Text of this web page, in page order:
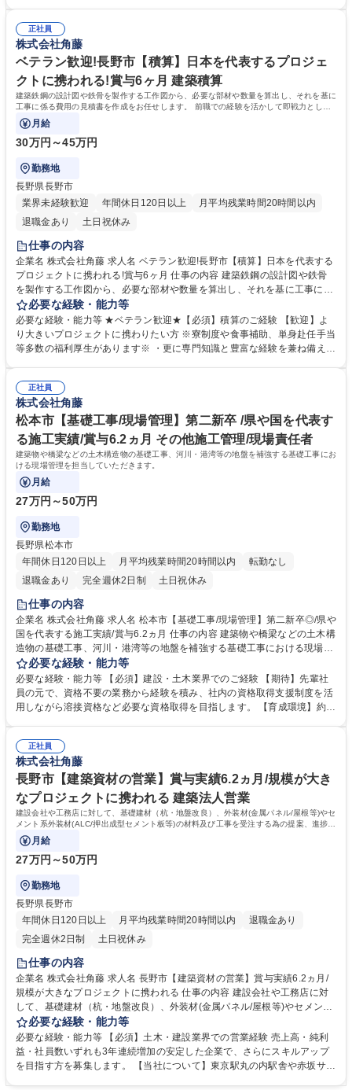
最大1年間、土木工事における杭や山留工事の、品質向上、工期短縮、安
全確保などの現場管理をお任せします。 募集職種 名古屋市【建築資材の
営業】賞与実績6.2ヵ月/規模大きなプロジェクトに携われる
ルの建設に関わっています。 【当社の魅力】安定：創業91年の長野県売
上ランキング12位！国内拠点18ヶ所あり、年間に携わる工事件数約1,500
件 WLBの両立可：平均勤続年数16.7年、年休121日、平均有給取得日数9.
0日、育休取得率100％ 学歴・資格 学歴：大学院 大学 語学力： 資格：第
一種運転免許普通自動車
正社員
株式会社角藤
ベテラン歓迎!長野市【積算】日本を代表するプロジェ
クトに携われる!賞与6ヶ月 建築積算
建築鉄鋼の設計図や鉄骨を製作する工作図から、必要な部材や数量を算出し、それを基に
工事に係る費用の見積書を作成をお任せします。 前職での経験を活かして即戦力として
活躍していただくことを期待します
月給
30万円～45万円
勤務地
長野県長野市
業界未経験歓迎
年間休日120日以上
月平均残業時間20時間以内
退職金あり
土日祝休み
仕事の内容
企業名 株式会社角藤 求人名 ベテラン歓迎!長野市【積算】日本を代表する
プロジェクトに携われる!賞与6ヶ月 仕事の内容 建築鉄鋼の設計図や鉄骨
を製作する工作図から、必要な部材や数量を算出し、それを基に工事に係
る費用の見積書を作成をお任せします。 前職での経験を活かして即戦力と
して活躍していただくことを期待します 【事業について】 ・駅舎や新幹
線等のインフラ整備、商業施設や学校、病院および工場等の 建設工事を請
け負っています。 ・また、社会基盤を支える橋梁や土木工事まで、幅広い
歓迎!長野市【積算】日本を代表するプロジェクトに携われる!賞与6ヶ月
必要な経験・能力等
必要な経験・能力等 ★ベテラン歓迎★【必須】積算のご経験 【歓迎】よ
り大きいプロジェクトに携わりたい方 ※寮制度や食事補助、単身赴任手当
等多数の福利厚生があります※ ・更に専門知識と豊富な経験を兼ね備えた
負しています。 ◎業界トップを目指している“少数精鋭集団”と一緒に、当
社ならではの ダイナミズムを存分に体感して下さい。何れは、日本を象徴
するような 建設に携わりたいという「夢」を叶えることも可能です。 学
歴・資格 学歴：大学院 大学 高専 短大 専修学校 高校 語学力： 資格：
正社員
株式会社角藤
松本市【基礎工事/現場管理】第二新卒 /県や国を代表す
る施工実績/賞与6.2ヵ月 その他施工管理/現場責任者
建築物や橋梁などの土木構造物の基礎工事、河川・港湾等の地盤を補強する基礎工事にお
ける現場管理を担当していただきます。
月給
27万円～50万円
勤務地
長野県松本市
年間休日120日以上
月平均残業時間20時間以内
転勤なし
退職金あり
完全週休2日制 土日祝休み
仕事の内容
企業名 株式会社角藤 求人名 松本市【基礎工事/現場管理】第二新卒◎/県や
国を代表する施工実績/賞与6.2ヵ月 仕事の内容 建築物や橋梁などの土木構
造物の基礎工事、河川・港湾等の地盤を補強する基礎工事における現場管
理を担当していただきます。 【具体的には】■工程管理(スケジュールの確
認・調整や現場への指示) ■品質管理(作業の進行状況や仕上がりの確認 ・
修正指示）■安全管理（日々の打ち合わせ・現場確認 ・職人の指導・教育
溶接作業には資格が必要ですが社内制度を利用して取得できます。） 【補
松本市【基礎工事/現場管理】第二新卒◎/県や国を代表する施工実績/賞与
6.2ヵ月
必要な経験・能力等
必要な経験・能力等 【必須】建設・土木業界でのご経験 【期待】先輩社
員の元で、資格不要の業務から経験を積み、社内の資格取得支援制度を活
用しながら溶接資格など必要な資格取得を目指します。 【育成環境】約1
当社の魅力】ワークライフバランスの両立：平均有給取得9日以上、年休1
21日、残業月13.9時間 安定：創業91年の長野県売上ランキング12位！国
内拠点18ヶ所あり、年間に携わる工事件数約1,500件、日本を支える代表
的な施工実績多数 学歴・資格 学歴：大学院 大学 高専 短大 専修学校 高校
語学力： 資格：第一種運転免許普通自動車
正社員
株式会社角藤
長野市【建築資材の営業】賞与実績6.2ヵ月/規模が大き
なプロジェクトに携われる 建築法人営業
建設会社や工務店に対して、基礎建材（杭・地盤改良）、外装材(金属パネル/屋根等)やセ
メント系外装材(ALC/押出成型セメント板等)の材料及び工事を受注する為の提案、進捗管
理のサポート、精算をお任せします。
月給
27万円～50万円
勤務地
長野県長野市
年間休日120日以上
月平均残業時間20時間以内
退職金あり
完全週休2日制
土日祝休み
仕事の内容
企業名 株式会社角藤 求人名 長野市【建築資材の営業】賞与実績6.2ヵ月/
規模が大きなプロジェクトに携われる 仕事の内容 建設会社や工務店に対
して、基礎建材（杭・地盤改良）、外装材(金属パネル/屋根等)やセメント
系外装材(ALC/押出成型セメント板等)の材料及び工事を受注する為の提
案、進捗管理のサポート、精算をお任せします。 ※金属系外装材は、建物
や景観材等の「意匠材」として使用されます。自身の提案で、街の美化や
利便性の向上に貢献できる仕事です。 【工事実績】JR長野駅（鉄骨・外
必要な経験・能力等
必要な経験・能力等 【必須】土木・建設業界での営業経験 売上高・純利
益・社員数いずれも3年連続増加の安定した企業で、さらにスキルアップ
を目指す方を募集します。 【当社について】東京駅丸の内駅舎や赤坂サカ